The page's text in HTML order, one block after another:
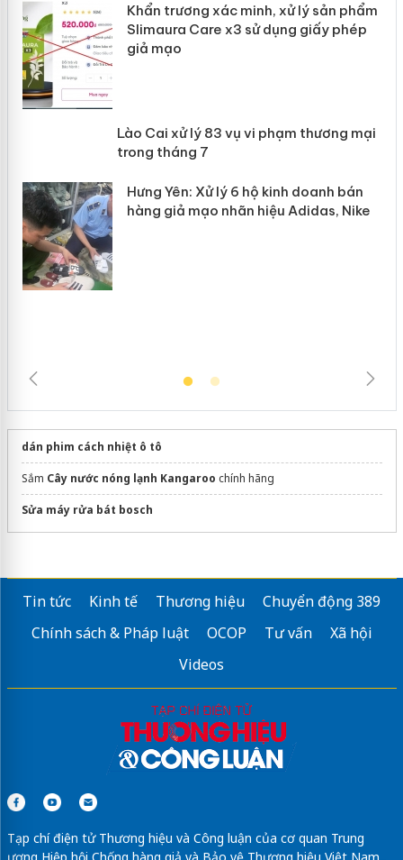
Khẩn trương xác minh, xử lý sản phẩm
Slimaura Care x3 sử dụng giấy phép
giả mạo
Lào Cai xử lý 83 vụ vi phạm thương
mại trong tháng 7
dán phim cách nhiệt ô tô
Sắm Cây nước nóng lạnh Kangaroo chính hãng
Sửa máy rửa bát bosch
Tin tức Kinh tế Thương hiệu
Chuyển động 389
Chính sách & Pháp luật
OCOP Tư vấn
Xã hội
Videos
Tạp chí điện tử Thương hiệu và Công luận của cơ quan Trung
ương Hiệp hội Chống hàng giả và Bảo vệ Thương hiệu Việt Nam